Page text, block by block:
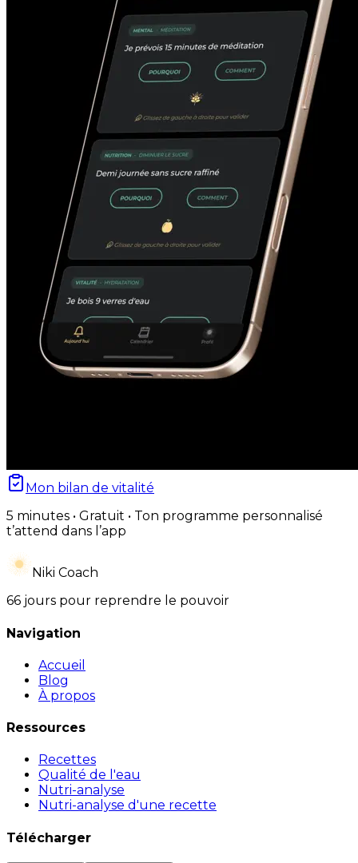
Mon bilan de vitalité
5 minutes • Gratuit • Ton programme personnalisé
t’attend dans l’app
Niki Coach
66 jours pour reprendre le pouvoir
Navigation
Accueil
Blog
À propos
Ressources
Recettes
Qualité de l'eau
Nutri-analyse
Nutri-analyse d'une recette
Télécharger